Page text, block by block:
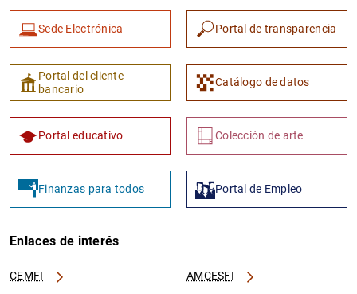
Sede Electrónica Portal de transparencia
Portal del cliente
bancario
Catálogo de datos
Portal educativo Colección de arte
Finanzas para todos Portal de Empleo
Enlaces de interés
CEMFI AMCESFI